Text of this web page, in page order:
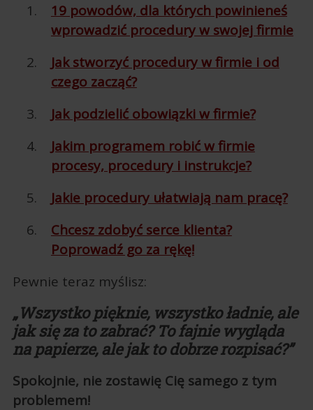
19 powodów, dla których powinieneś
wprowadzić procedury w swojej firmie
Jak stworzyć procedury w firmie i od
czego zacząć?
Jak podzielić obowiązki w firmie?
Jakim programem robić w firmie
procesy, procedury i instrukcje?
Jakie procedury ułatwiają nam pracę?
Chcesz zdobyć serce klienta?
Poprowadź go za rękę!
Pewnie teraz myślisz:
„Wszystko pięknie, wszystko ładnie, ale
jak się za to zabrać? To fajnie wygląda
na papierze, ale jak to dobrze rozpisać?”
Spokojnie, nie zostawię Cię samego z tym
problemem!